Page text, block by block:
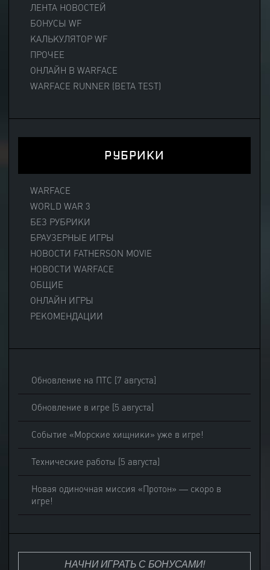
ЛЕНТА НОВОСТЕЙ
БОНУСЫ WF
КАЛЬКУЛЯТОР WF
ПРОЧЕЕ
ОНЛАЙН В WARFACE
WARFACE RUNNER (BETA TEST)
РУБРИКИ
WARFACE
WORLD WAR 3
БЕЗ РУБРИКИ
БРАУЗЕРНЫЕ ИГРЫ
НОВОСТИ FATHERSON MOVIE
НОВОСТИ WARFACE
ОБЩИЕ
ОНЛАЙН ИГРЫ
РЕКОМЕНДАЦИИ
Обновление на ПТС [7 августа]
Обновление в игре [5 августа]
Событие «Морские хищники» уже в игре!
Технические работы [5 августа]
Новая одиночная миссия «Протон» — скоро в
игре!
НАЧНИ ИГРАТЬ С БОНУСАМИ!